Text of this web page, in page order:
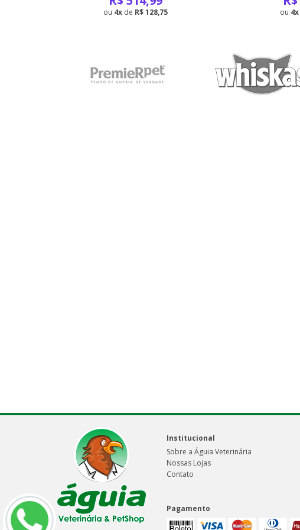
4 de R$ 128,75 4
Institucional
Sobre a Águia Veterinária
Nossas Lojas
Contato
Pagamento